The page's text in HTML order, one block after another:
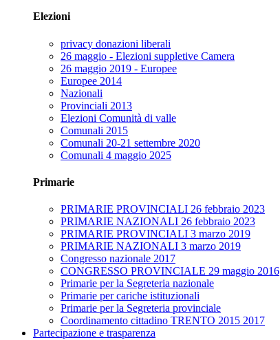
Elezioni
privacy donazioni liberali
26 maggio - Elezioni suppletive Camera
26 maggio 2019 - Europee
Europee 2014
Nazionali
Provinciali 2013
Elezioni Comunità di valle
Comunali 2015
Comunali 20-21 settembre 2020
Comunali 4 maggio 2025
Primarie
PRIMARIE PROVINCIALI 26 febbraio 2023
PRIMARIE NAZIONALI 26 febbraio 2023
PRIMARIE PROVINCIALI 3 marzo 2019
PRIMARIE NAZIONALI 3 marzo 2019
Congresso nazionale 2017
CONGRESSO PROVINCIALE 29 maggio 2016
Primarie per la Segreteria nazionale
Primarie per cariche istituzionali
Primarie per la Segreteria provinciale
Coordinamento cittadino TRENTO 2015 2017
Partecipazione e trasparenza